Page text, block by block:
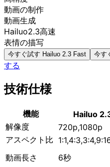
動画の制作
動画生成
Hailuo2.3高速
表情の描写
今すぐ試す Hailuo 2.3 Fast 今す
する
技術仕様
機能 Hailuo
解像度
720p,1080p
アスペクト比
動画長さ
6秒